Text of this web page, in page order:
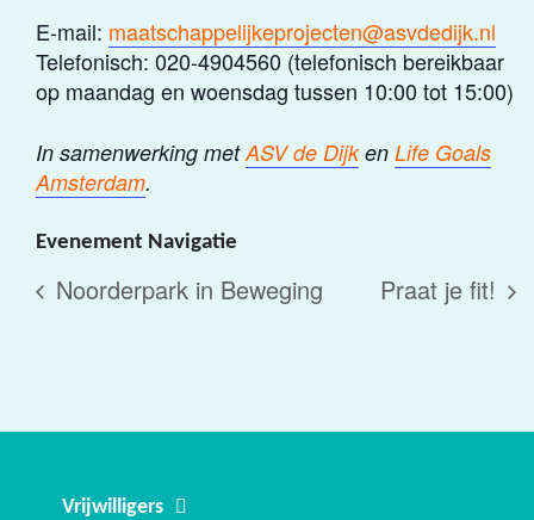
E-mail: maatschappelijkeprojecten@asvdedijk.nl
Telefonisch: 020-4904560 (telefonisch bereikbaar
op maandag en woensdag tussen 10:00 tot 15:00)
In samenwerking metASV de Dijken Life Goals
Amsterdam.
Evenement Navigatie
Noorderpark in Beweging Praat je fit!
Vrijwilligers